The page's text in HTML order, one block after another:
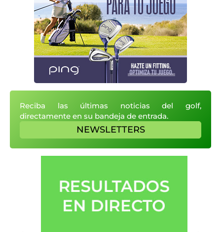
Reciba las últimas noticias del golf,
directamente en su bandeja de entrada.
NEWSLETTERS